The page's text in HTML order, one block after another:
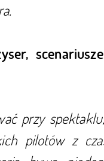
przy
pilotów z